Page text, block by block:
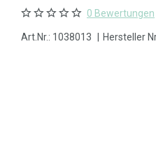
0 Bewertungen
Art.Nr.: 1038013 Hersteller